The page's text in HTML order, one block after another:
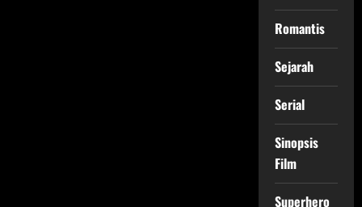
Romantis
Sejarah
Serial
Sinopsis
Film
Superhero